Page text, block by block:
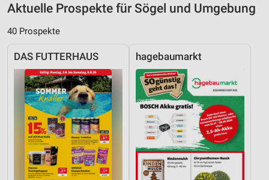
Aktuelle Prospekte für Sögel und Umgebung
40 Prospekte
DAS FUTTERHAUS hagebaumarkt